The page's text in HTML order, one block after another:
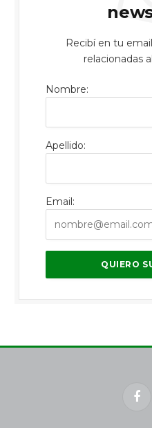
Recibí en tu
relacionadas
Nombre:
Apellido:
Email: